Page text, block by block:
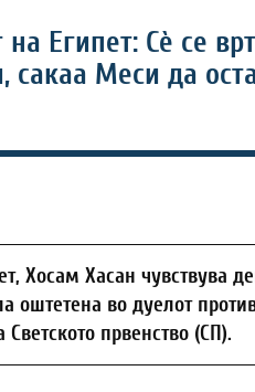
на Египет: Сè се
сакаа Меси да
Хосам Хасан чувствува
оштетена во дуелот
првенство (СП).